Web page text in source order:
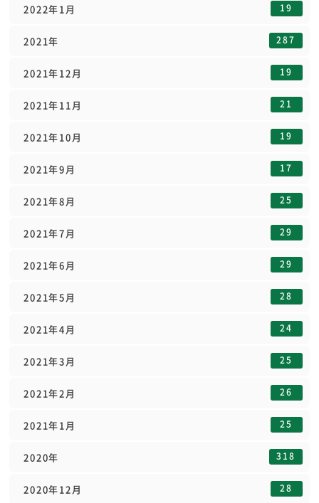
2022年1月 19
2021年 287
2021年12月 19
2021年11月 21
2021年10月 19
2021年9月 17
2021年8月 25
2021年7月 29
2021年6月 29
2021年5月 28
2021年4月 24
2021年3月 25
2021年2月 26
2021年1月 25
2020年 318
2020年12月 28